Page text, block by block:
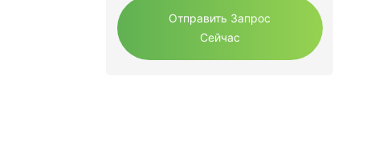
Отправить Запрос
Сейчас